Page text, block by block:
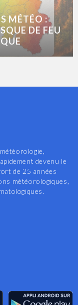
MÉTÉO :
DE FEU
devenu le
de 25 années
météorologiques,